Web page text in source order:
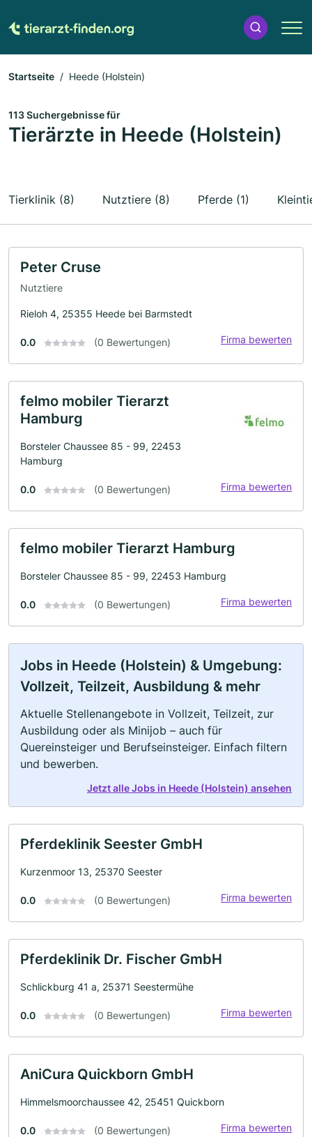
Startseite Heede (Holstein)
113 Suchergebnisse für
Tierärzte in Heede (Holstein)
Tierklinik (8) Nutztiere (8) Pferde (1)
Peter Cruse
Nutztiere
Rieloh 4, 25355 Heede bei Barmstedt
0.0 (0 Bewertungen) Firma bewerten
felmo mobiler Tierarzt
Hamburg
Borsteler Chaussee 85 - 99, 22453
Hamburg
0.0 (0 Bewertungen) Firma bewerten
felmo mobiler Tierarzt Hamburg
Borsteler Chaussee 85 - 99, 22453 Hamburg
0.0 (0 Bewertungen) Firma bewerten
Jobs in Heede (Holstein) & Umgebung:
Vollzeit, Teilzeit, Ausbildung & mehr
Aktuelle Stellenangebote in Vollzeit, Teilzeit, zur
Ausbildung oder als Minijob – auch für
Quereinsteiger und Berufseinsteiger. Einfach filtern
und bewerben.
Jetzt alle Jobs in Heede (Holstein) ansehen
Pferdeklinik Seester GmbH
Kurzenmoor 13, 25370 Seester
0.0 (0 Bewertungen) Firma bewerten
Pferdeklinik Dr. Fischer GmbH
Schlickburg 41 a, 25371 Seestermühe
0.0 (0 Bewertungen) Firma bewerten
AniCura Quickborn GmbH
Himmelsmoorchaussee 42, 25451 Quickborn
0.0 (0 Bewertungen) Firma bewerten